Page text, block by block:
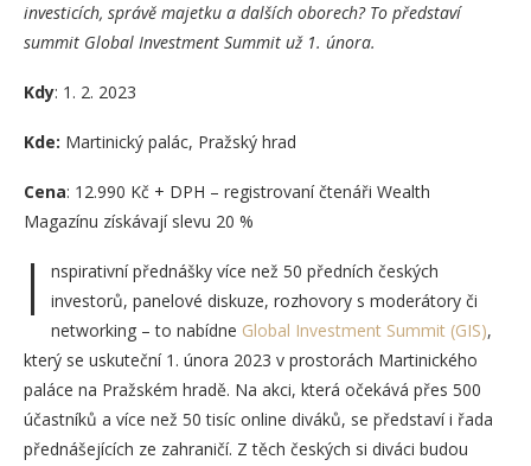
investicích, správě majetku a dalších oborech? To představí
summit Global Investment Summit už 1. února.
Kdy: 1. 2. 2023
Kde: Martinický palác, Pražský hrad
Cena: 12.990 Kč + DPH – registrovaní čtenáři Wealth
Magazínu získávají slevu 20 %
I
nspirativní přednášky více než 50 předních českých
investorů, panelové diskuze, rozhovory s moderátory či
networking – to nabídne Global Investment Summit (GIS),
který se uskuteční 1. února 2023 v prostorách Martinického
paláce na Pražském hradě. Na akci, která očekává přes 500
účastníků a více než 50 tisíc online diváků, se představí i řada
přednášejících ze zahraničí. Z těch českých si diváci budou